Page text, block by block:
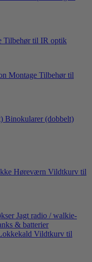
Tilbehør til IR optik
Montage Tilbehør til
Binokularer (dobbelt)
Høreværn Vildtkurv til
Jagt radio / walkie-
& batterier
Vildtkurv til